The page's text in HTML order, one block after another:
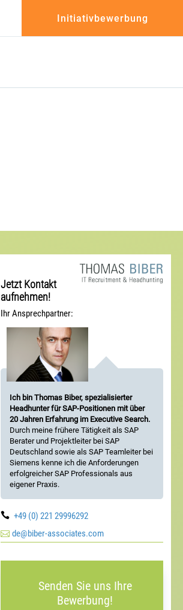
Initiativbewerbung
Jetzt Kontakt
aufnehmen!
Ihr Ansprechpartner:
Ich bin Thomas Biber, spezialisierter
Headhunter für SAP-Positionen mit über
20 Jahren Erfahrung im Executive Search.
Durch meine frühere Tätigkeit als SAP
Berater und Projektleiter bei SAP
Deutschland sowie als SAP Teamleiter bei
Siemens kenne ich die Anforderungen
erfolgreicher SAP Professionals aus
eigener Praxis.
 +49 (0) 221 29996292
de@biber-associates.com
Senden Sie uns Ihre
Bewerbung!